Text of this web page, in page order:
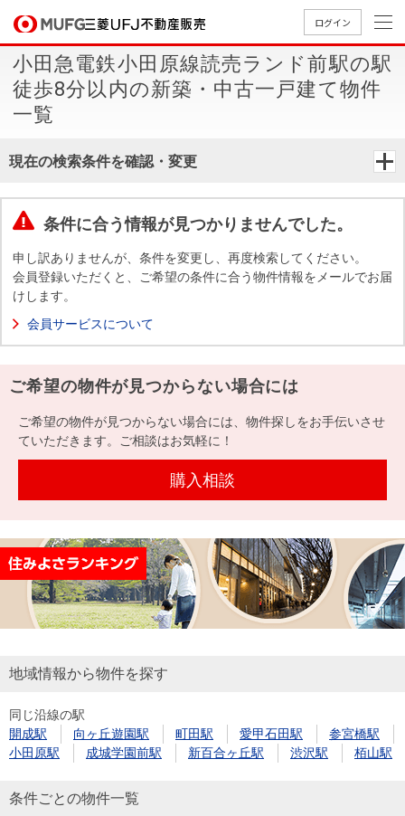
ログイン
買いたいTOP
マン
ショ
探す
中古
建て
を探
投
物
件
を
探
事業
探す
サービス
ンシミュ
レーショ
ラス（お
役立ちコ
売りたいTOP
料
査
相
売却
時手
試算
売却向け
サービス
周辺相場
検索
住まい1プ
ラス（お
住まいと
暮らしの
税金の本
（電子ブ
ド
店舗案内TOP
店舗のご
案内（首
都圏）
古屋）
西）
会社情報TOP
ごあいさ
つ
ョン
覧
沿革
本社地
図
ニュース
ック版）
採用情報TOP
新卒採用
情報
買いたい
売りたい
会社情報
採用情報
法人のお客さま
提携企業にお勤めの方
会員ページ
小田急電鉄小田原線読売ランド前駅の駅
徒歩8分以内の新築・中古一戸建て物件
一覧
現在の検索条件を確認・変更
条件に合う情報が見つかりませんでした。
申し訳ありませんが、条件を変更し、再度検索してください。
会員登録いただくと、ご希望の条件に合う物件情報をメールでお届
けします。
会員サービスについて
ご希望の物件が見つからない場合には
ご希望の物件が見つからない場合には、物件探しをお手伝いさせ
ていただきます。ご相談はお気軽に！
購入相談
地域情報から物件を探す
同じ沿線の駅
開成駅
向ヶ丘遊園駅 町田駅 愛甲石田駅
参宮橋駅
小田原駅
成城学園前駅 新百合ヶ丘駅 渋沢駅 栢山駅
条件ごとの物件一覧